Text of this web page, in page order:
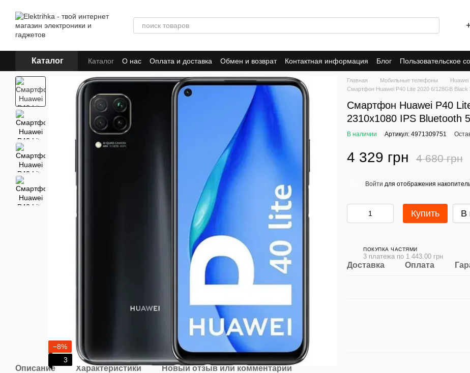
Каталог Каталог О нас Оплата и доставка Обмен и возврат Контактная информация Блог
Пользовательское
Отзывы о магазине
Для поставщиков Dropshipping Trade-In Публичная оферта Политика
−8%
3
Описание Характеристики Новый отзыв или комментарий
Главная Мобильные телефоны Huawei
Смартфон Huawei P40 Lite 2020 6/128GB Black
Смартфон Huawei P40
2310x1080 IPS Bluetooth
В наличии Артикул: 4971309751
4 329 грн 4 680 грн
Войти для отображения
Купить В
ПОКУПКА ЧАСТЯМИ
3 платежа по 1 443.00 грн
Доставка Оплата